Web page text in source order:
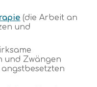
(die Arbeit an
und
und Zwängen